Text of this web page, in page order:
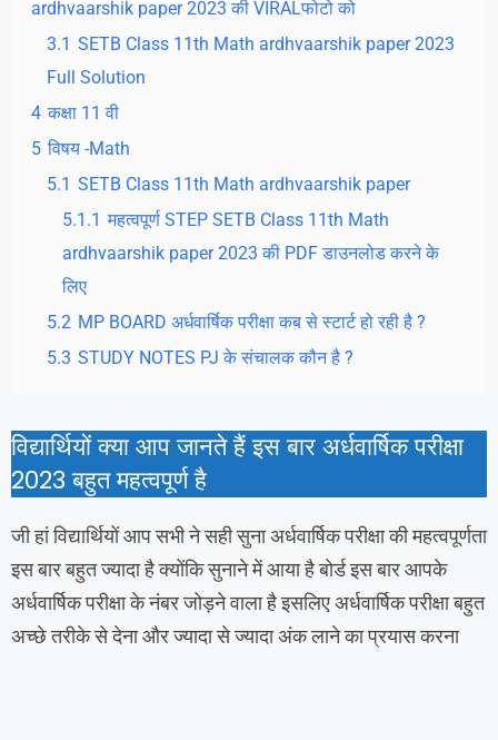
ardhvaarshik paper 2023 की VIRALफोटो को
3.1 SETB Class 11th Math ardhvaarshik paper 2023
Full Solution
4 कक्षा 11 वी
5 विषय -Math
5.1 SETB Class 11th Math ardhvaarshik paper
5.1.1 महत्वपूर्ण STEP SETB Class 11th Math
ardhvaarshik paper 2023 की PDF डाउनलोड करने के
लिए
5.2 MP BOARD अर्धवार्षिक परीक्षा कब से स्टार्ट हो रही है ?
5.3 STUDY NOTES PJ के संचालक कौन है ?
विद्यार्थियों क्या आप जानते हैं इस बार अर्धवार्षिक परीक्षा
2023 बहुत महत्वपूर्ण है
जी हां विद्यार्थियों आप सभी ने सही सुना अर्धवार्षिक परीक्षा की महत्वपूर्णता
इस बार बहुत ज्यादा है क्योंकि सुनाने में आया है बोर्ड इस बार आपके
अर्धवार्षिक परीक्षा के नंबर जोड़ने वाला है इसलिए अर्धवार्षिक परीक्षा बहुत
अच्छे तरीके से देना और ज्यादा से ज्यादा अंक लाने का प्रयास करना